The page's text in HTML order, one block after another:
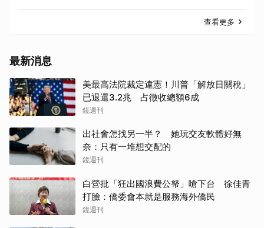
查看更多
最新消息
美最高法院裁定違憲！川普「解放日關稅」
已退還3.2兆 占徵收總額6成
鏡週刊
出社會怎找另一半？ 她玩交友軟體好無
奈：只有一堆想交配的
鏡週刊
白營批「狂出國浪費公帑」嗆下台 徐佳青
打臉：僑委會本就是服務海外僑民
鏡週刊